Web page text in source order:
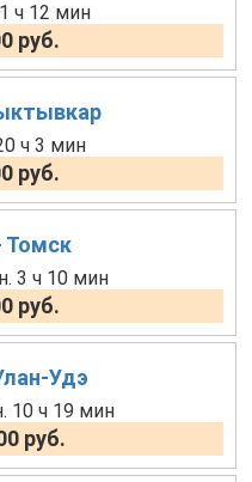
ч 12 мин
руб.
ч 3 мин
руб.
Томск
3 ч 10 мин
руб.
Удэ
10 ч 19 мин
руб.